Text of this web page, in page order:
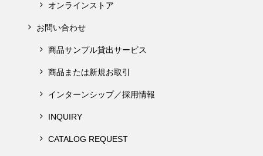
オンラインストア
お問い合わせ
商品サンプル貸出サービス
商品または新規お取引
インターンシップ／採用情報
INQUIRY
CATALOG REQUEST